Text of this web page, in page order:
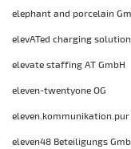
elephant and porcelain
elevATed charging
elevate staffing AT GmbH
eleven-twentyone OG
eleven.kommunikation.pur
eleven48 Beteiligungs